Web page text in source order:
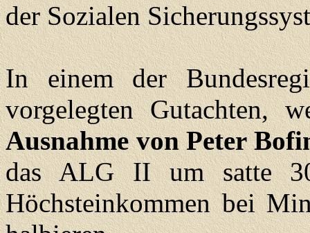
der Sozialen
In einem der
vorgelegten Gutachten,
Ausnahme von Peter
das ALG II um satte
Höchsteinkommen bei